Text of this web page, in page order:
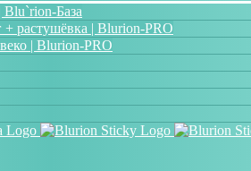
База
растушёвка | Blurion-PRO
| Blurion-PRO